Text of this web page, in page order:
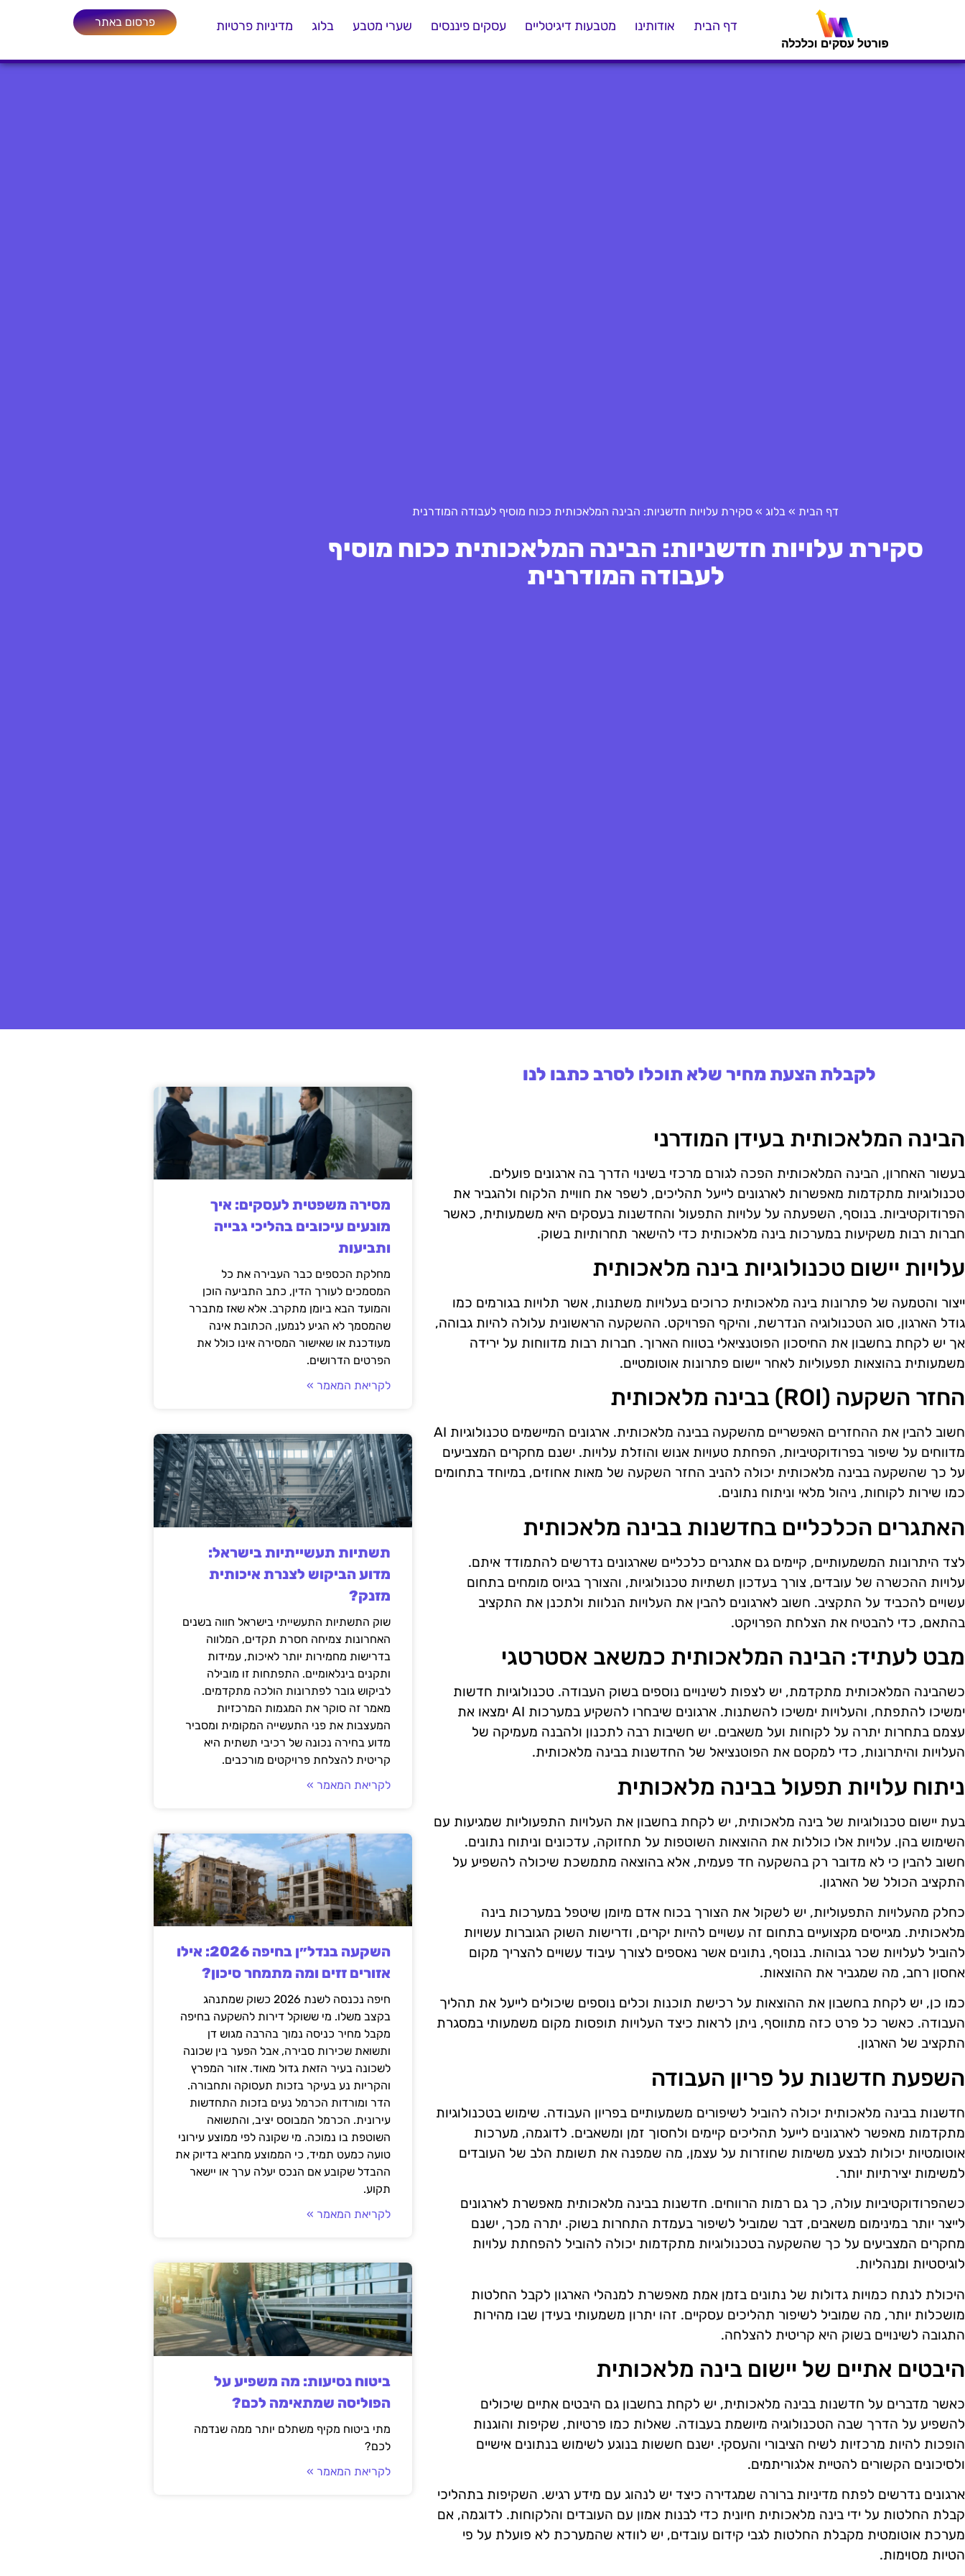
דף הבית אודותינו מטבעות דיגיטליים עסקים פיננסים שערי מטבע בלוג מדיניות פרטיות פרסום באתר
דף הבית » בלוג » סקירת עלויות חדשניות: הבינה המלאכותית ככוח מוסיף לעבודה המודרנית
סקירת עלויות חדשניות: הבינה המלאכותית ככוח מוסיף
לעבודה המודרנית
לקבלת הצעת מחיר שלא תוכלו לסרב כתבו לנו
הבינה המלאכותית בעידן המודרני
בעשור האחרון, הבינה המלאכותית הפכה לגורם מרכזי בשינוי הדרך בה ארגונים פועלים.
טכנולוגיות מתקדמות מאפשרות לארגונים לייעל תהליכים, לשפר את חוויית הלקוח ולהגביר את
הפרודוקטיביות. בנוסף, השפעתה על עלויות התפעול והחדשנות בעסקים היא משמעותית, כאשר
חברות רבות משקיעות במערכות בינה מלאכותית כדי להישאר תחרותיות בשוק.
עלויות יישום טכנולוגיות בינה מלאכותית
ייצור והטמעה של פתרונות בינה מלאכותית כרוכים בעלויות משתנות, אשר תלויות בגורמים כמו
גודל הארגון, סוג הטכנולוגיה הנדרשת, והיקף הפרויקט. ההשקעה הראשונית עלולה להיות גבוהה,
אך יש לקחת בחשבון את החיסכון הפוטנציאלי בטווח הארוך. חברות רבות מדווחות על ירידה
משמעותית בהוצאות תפעוליות לאחר יישום פתרונות אוטומטיים.
החזר השקעה (ROI) בבינה מלאכותית
חשוב להבין את ההחזרים האפשריים מהשקעה בבינה מלאכותית. ארגונים המיישמים טכנולוגיות AI
מדווחים על שיפור בפרודוקטיביות, הפחתת טעויות אנוש והוזלת עלויות. ישנם מחקרים המצביעים
על כך שהשקעה בבינה מלאכותית יכולה להניב החזר השקעה של מאות אחוזים, במיוחד בתחומים
כמו שירות לקוחות, ניהול מלאי וניתוח נתונים.
האתגרים הכלכליים בחדשנות בבינה מלאכותית
לצד היתרונות המשמעותיים, קיימים גם אתגרים כלכליים שארגונים נדרשים להתמודד איתם.
עלויות ההכשרה של עובדים, צורך בעדכון תשתיות טכנולוגיות, והצורך בגיוס מומחים בתחום
עשויים להכביד על התקציב. חשוב לארגונים להבין את העלויות הנלוות ולתכנן את התקציב
בהתאם, כדי להבטיח את הצלחת הפרויקט.
מבט לעתיד: הבינה המלאכותית כמשאב אסטרטגי
כשהבינה המלאכותית מתקדמת, יש לצפות לשינויים נוספים בשוק העבודה. טכנולוגיות חדשות
ימשיכו להתפתח, והעלויות ימשיכו להשתנות. ארגונים שיבחרו להשקיע במערכות AI ימצאו את
עצמם בתחרות יתרה על לקוחות ועל משאבים. יש חשיבות רבה לתכנון ולהבנה מעמיקה של
העלויות והיתרונות, כדי למקסם את הפוטנציאל של החדשנות בבינה מלאכותית.
ניתוח עלויות תפעול בבינה מלאכותית
בעת יישום טכנולוגיות של בינה מלאכותית, יש לקחת בחשבון את העלויות התפעוליות שמגיעות עם
השימוש בהן. עלויות אלו כוללות את ההוצאות השוטפות על תחזוקה, עדכונים וניתוח נתונים.
חשוב להבין כי לא מדובר רק בהשקעה חד פעמית, אלא בהוצאה מתמשכת שיכולה להשפיע על
התקציב הכולל של הארגון.
כחלק מהעלויות התפעוליות, יש לשקול את הצורך בכוח אדם מיומן שיטפל במערכות בינה
מלאכותית. מגייסים מקצועיים בתחום זה עשויים להיות יקרים, ודרישות השוק הגוברות עשויות
להוביל לעלויות שכר גבוהות. בנוסף, נתונים אשר נאספים לצורך עיבוד עשויים להצריך מקום
אחסון רחב, מה שמגביר את ההוצאות.
כמו כן, יש לקחת בחשבון את ההוצאות על רכישת תוכנות וכלים נוספים שיכולים לייעל את תהליך
העבודה. כאשר כל פרט כזה מתווסף, ניתן לראות כיצד העלויות תופסות מקום משמעותי במסגרת
התקציב של הארגון.
השפעת חדשנות על פריון העבודה
חדשנות בבינה מלאכותית יכולה להוביל לשיפורים משמעותיים בפריון העבודה. שימוש בטכנולוגיות
מתקדמות מאפשר לארגונים לייעל תהליכים קיימים ולחסוך זמן ומשאבים. לדוגמה, מערכות
אוטומטיות יכולות לבצע משימות שחוזרות על עצמן, מה שמפנה את תשומת הלב של העובדים
למשימות יצירתיות יותר.
כשהפרודוקטיביות עולה, כך גם רמות הרווחים. חדשנות בבינה מלאכותית מאפשרת לארגונים
לייצר יותר במינימום משאבים, דבר שמוביל לשיפור בעמדת התחרות בשוק. יתרה מכך, ישנם
מחקרים המצביעים על כך שהשקעה בטכנולוגיות מתקדמות יכולה להוביל להפחתת עלויות
לוגיסטיות ומנהליות.
היכולת לנתח כמויות גדולות של נתונים בזמן אמת מאפשרת למנהלי הארגון לקבל החלטות
מושכלות יותר, מה שמוביל לשיפור תהליכים עסקיים. זהו יתרון משמעותי בעידן שבו מהירות
התגובה לשינויים בשוק היא קריטית להצלחה.
היבטים אתיים של יישום בינה מלאכותית
כאשר מדברים על חדשנות בבינה מלאכותית, יש לקחת בחשבון גם היבטים אתיים שיכולים
להשפיע על הדרך שבה הטכנולוגיה מיושמת בעבודה. שאלות כמו פרטיות, שקיפות והוגנות
הופכות להיות מרכזיות לשיח הציבורי והעסקי. ישנם חששות בנוגע לשימוש בנתונים אישיים
ולסיכונים הקשורים להטיית אלגוריתמים.
ארגונים נדרשים לפתח מדיניות ברורה שמגדירה כיצד יש לנהוג עם מידע רגיש. השקיפות בתהליכי
קבלת החלטות על ידי בינה מלאכותית חיונית כדי לבנות אמון עם העובדים והלקוחות. לדוגמה, אם
מערכת אוטומטית מקבלת החלטות לגבי קידום עובדים, יש לוודא שהמערכת לא פועלת על פי
הטיות מסוימות.
מסירה משפטית לעסקים: איך
מונעים עיכובים בהליכי גבייה
ותביעות
מחלקת הכספים כבר העבירה את כל
המסמכים לעורך הדין, כתב התביעה הוכן
והמועד הבא ביומן מתקרב. אלא שאז מתברר
שהמסמך לא הגיע לנמען, הכתובת אינה
מעודכנת או שאישור המסירה אינו כולל את
הפרטים הדרושים.
לקריאת המאמר »
תשתיות תעשייתיות בישראל:
מדוע הביקוש לצנרת איכותית
מזנק?
שוק התשתיות התעשייתי בישראל חווה בשנים
האחרונות צמיחה חסרת תקדים, המלווה
בדרישות מחמירות יותר לאיכות, עמידות
ותקנים בינלאומיים. התפתחות זו מובילה
לביקוש גובר לפתרונות הולכה מתקדמים.
מאמר זה סוקר את המגמות המרכזיות
המעצבות את פני התעשייה המקומית ומסביר
מדוע בחירה נכונה של רכיבי תשתית היא
קריטית להצלחת פרויקטים מורכבים.
לקריאת המאמר »
השקעה בנדל״ן בחיפה 2026: אילו
אזורים זזים ומה מתמחר סיכון?
חיפה נכנסה לשנת 2026 כשוק שמתנהג
בקצב משלו. מי ששוקל דירות להשקעה בחיפה
מקבל מחיר כניסה נמוך בהרבה מגוש דן
ותשואת שכירות סבירה, אבל הפער בין שכונה
לשכונה בעיר הזאת גדול מאוד. אזור המפרץ
והקריות נע בעיקר בזכות תעסוקה ותחבורה.
הדר ומורדות הכרמל נעים בזכות התחדשות
עירונית. הכרמל המבוסס יציב, והתשואה
השוטפת בו נמוכה. מי שקונה לפי ממוצע עירוני
טועה כמעט תמיד, כי הממוצע מחביא בדיוק את
ההבדל שקובע אם הנכס יעלה ערך או יישאר
תקוע.
לקריאת המאמר »
ביטוח נסיעות: מה משפיע על
הפוליסה שמתאימה לכם?
מתי ביטוח מקיף משתלם יותר ממה שנדמה
לכם?
לקריאת המאמר »